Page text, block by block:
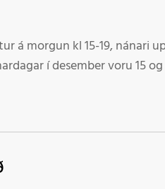
á morgun kl 15-19, nánari
í desember voru 15